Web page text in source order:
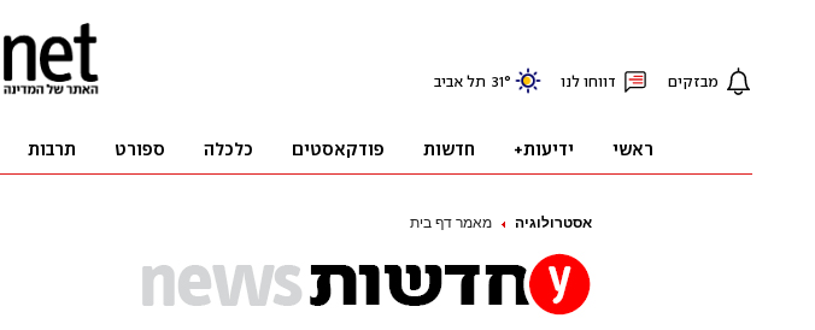
אסטרולוגיה מאמר דף בית